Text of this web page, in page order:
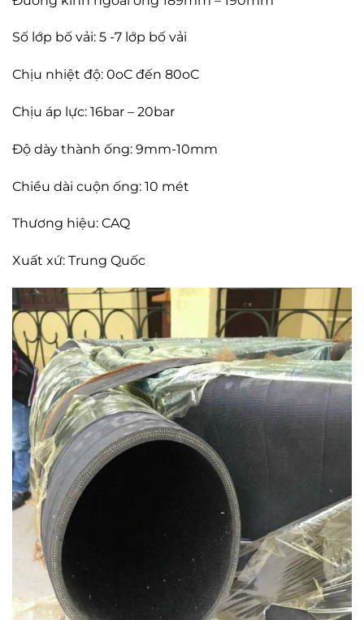
Số lớp bố vải: 5 -7 lớp bố vải
Chịu nhiệt độ: 0oC đến 80oC
Chịu áp lực: 16bar – 20bar
Độ dày thành ống: 9mm-10mm
Chiều dài cuộn ống: 10 mét
Thương hiệu: CAQ
Xuất xứ: Trung Quốc